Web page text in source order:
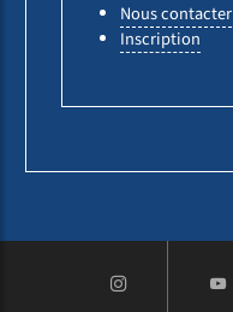
Nous contacter
Inscription